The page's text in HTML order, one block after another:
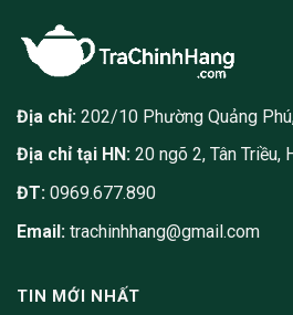
Địa chỉ: 202/10 Phường Quảng
Địa chỉ tại HN: 20 ngõ 2, Tân Triều,
ĐT: 0969.677.890
Email: trachinhhang@gmail.com
TIN MỚI NHẤT